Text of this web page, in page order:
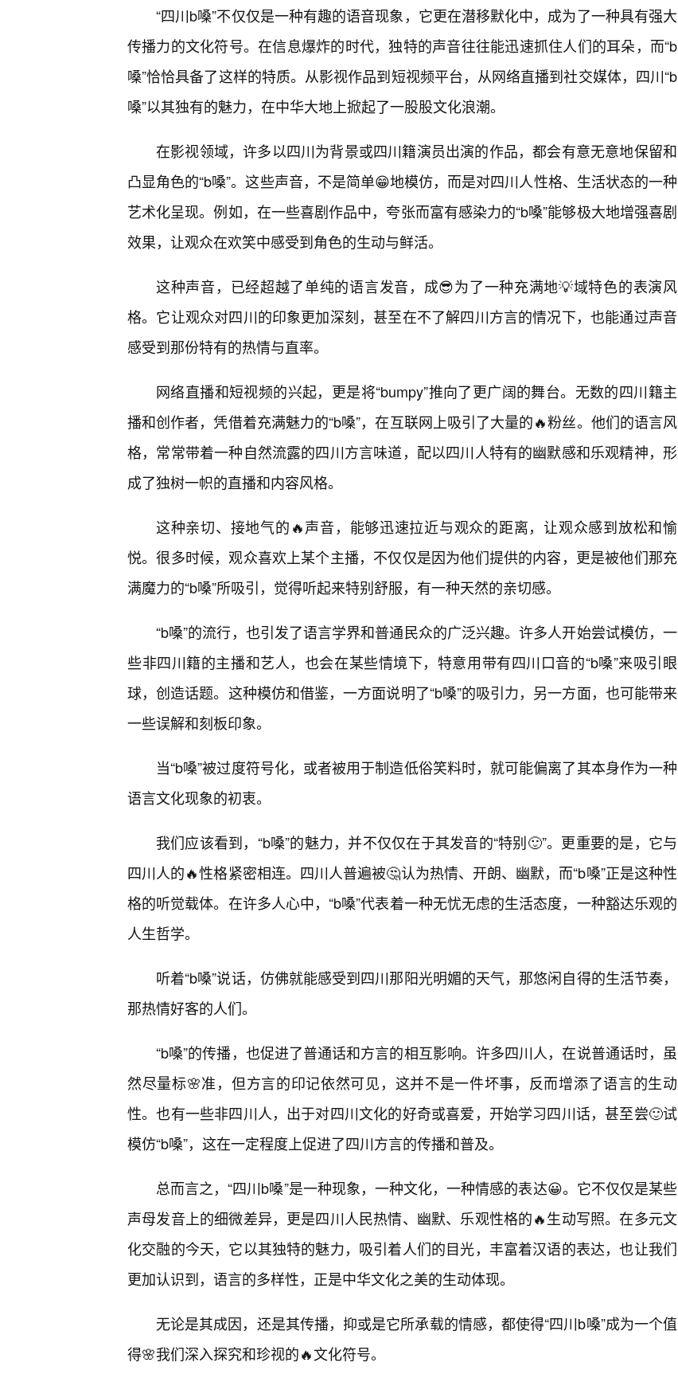
“四川b嗓”不仅仅是一种有趣的语音现象，它更在潜移默化中，成为了一种具有强大
传播力的文化符号。在信息爆炸的时代，独特的声音往往能迅速抓住人们的耳朵，而“b
嗓”恰恰具备了这样的特质。从影视作品到短视频平台，从网络直播到社交媒体，四川“b
嗓”以其独有的魅力，在中华大地上掀起了一股股文化浪潮。
在影视领域，许多以四川为背景或四川籍演员出演的作品，都会有意无意地保留和
凸显角色的“b嗓”。这些声音，不是简单😁地模仿，而是对四川人性格、生活状态的一种
艺术化呈现。例如，在一些喜剧作品中，夸张而富有感染力的“b嗓”能够极大地增强喜剧
效果，让观众在欢笑中感受到角色的生动与鲜活。
这种声音，已经超越了单纯的语言发音，成😎为了一种充满地💡域特色的表演风
格。它让观众对四川的印象更加深刻，甚至在不了解四川方言的情况下，也能通过声音
感受到那份特有的热情与直率。
网络直播和短视频的兴起，更是将“bumpy”推向了更广阔的舞台。无数的四川籍主
播和创作者，凭借着充满魅力的“b嗓”，在互联网上吸引了大量的🔥粉丝。他们的语言风
格，常常带着一种自然流露的四川方言味道，配以四川人特有的幽默感和乐观精神，形
成了独树一帜的直播和内容风格。
这种亲切、接地气的🔥声音，能够迅速拉近与观众的距离，让观众感到放松和愉
悦。很多时候，观众喜欢上某个主播，不仅仅是因为他们提供的内容，更是被他们那充
满魔力的“b嗓”所吸引，觉得听起来特别舒服，有一种天然的亲切感。
“b嗓”的流行，也引发了语言学界和普通民众的广泛兴趣。许多人开始尝试模仿，一
些非四川籍的主播和艺人，也会在某些情境下，特意用带有四川口音的“b嗓”来吸引眼
球，创造话题。这种模仿和借鉴，一方面说明了“b嗓”的吸引力，另一方面，也可能带来
一些误解和刻板印象。
当“b嗓”被过度符号化，或者被用于制造低俗笑料时，就可能偏离了其本身作为一种
语言文化现象的初衷。
我们应该看到，“b嗓”的魅力，并不仅仅在于其发音的“特别🙂”。更重要的是，它与
四川人的🔥性格紧密相连。四川人普遍被🤔认为热情、开朗、幽默，而“b嗓”正是这种性
格的听觉载体。在许多人心中，“b嗓”代表着一种无忧无虑的生活态度，一种豁达乐观的
人生哲学。
听着“b嗓”说话，仿佛就能感受到四川那阳光明媚的天气，那悠闲自得的生活节奏，
那热情好客的人们。
“b嗓”的传播，也促进了普通话和方言的相互影响。许多四川人，在说普通话时，虽
然尽量标🌸准，但方言的印记依然可见，这并不是一件坏事，反而增添了语言的生动
性。也有一些非四川人，出于对四川文化的好奇或喜爱，开始学习四川话，甚至尝🙂试
模仿“b嗓”，这在一定程度上促进了四川方言的传播和普及。
总而言之，“四川b嗓”是一种现象，一种文化，一种情感的表达😀。它不仅仅是某些
声母发音上的细微差异，更是四川人民热情、幽默、乐观性格的🔥生动写照。在多元文
化交融的今天，它以其独特的魅力，吸引着人们的目光，丰富着汉语的表达，也让我们
更加认识到，语言的多样性，正是中华文化之美的生动体现。
无论是其成因，还是其传播，抑或是它所承载的情感，都使得“四川b嗓”成为一个值
得🌸我们深入探究和珍视的🔥文化符号。